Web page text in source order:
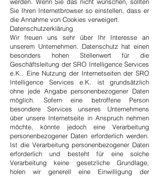
Sie Ihren Internetbrowser so einstellen, dass er
die Annahme von Cookies verweigert.
Datenschutzerklärung
Wir freuen uns sehr über Ihr Interesse an
unserem Unternehmen. Datenschutz hat einen
besonders hohen Stellenwert für die
Geschäftsleitung der SRO Intelligence Services
e.K.. Eine Nutzung der Internetseiten der SRO
Intelligence Services e.K. ist grundsätzlich
ohne jede Angabe personenbezogener Daten
möglich. Sofern eine betroffene Person
besondere Services unseres Unternehmens
über unsere Internetseite in Anspruch nehmen
möchte, könnte jedoch eine Verarbeitung
personenbezogener Daten erforderlich werden.
Ist die Verarbeitung personenbezogener Daten
erforderlich und besteht für eine solche
Verarbeitung keine gesetzliche Grundlage,
holen wir generell eine Einwilligung der